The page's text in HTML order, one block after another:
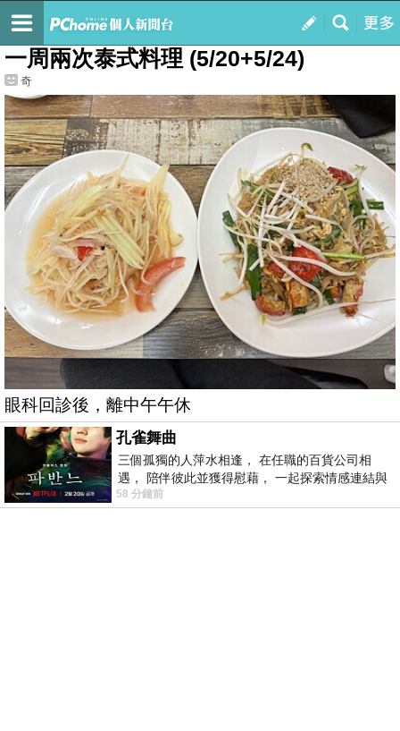
我的
最新文章
一周兩次泰式料理 (5/20+5/24)
奇
眼科回診後，離中午午休
孔雀舞曲
三個孤獨的人萍水相逢， 在任職的百貨公司相
遇， 陪伴彼此並獲得慰藉， 一起探索情感連結與
愛的本質。
58 分鐘前